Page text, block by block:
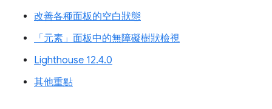
改善各種面板的空白狀態
「元素」面板中的無障礙樹狀檢視
Lighthouse 12.4.0
其他重點